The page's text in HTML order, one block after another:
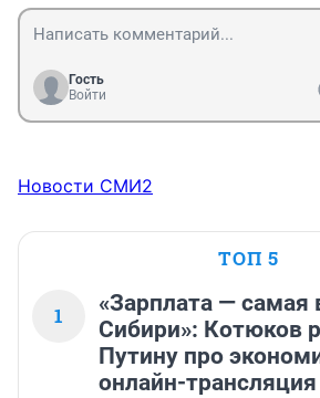
Гость
Войти
Новости СМИ2
ТОП 5
1
«Зарплата — самая
Сибири»: Котюков
Путину про
онлайн-трансляция